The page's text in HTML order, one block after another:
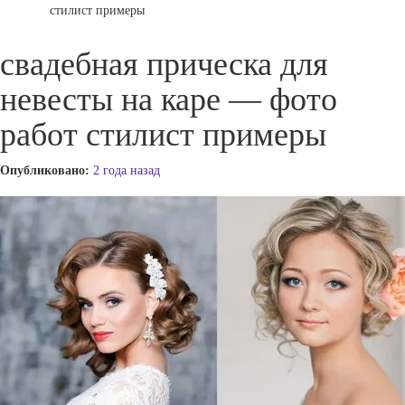
стилист примеры
свадебная прическа для
невесты на каре — фото
работ стилист примеры
Опубликовано: 2 года назад